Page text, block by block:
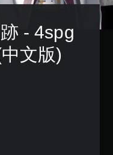
- 4spg
文版)